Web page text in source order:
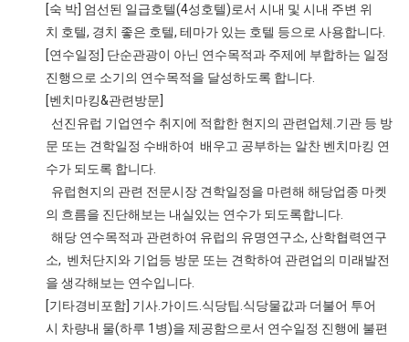
[숙 박] 엄선된 일급호텔(4성호텔)로서 시내 및 시내 주변 위
치 호텔, 경치 좋은 호텔, 테마가 있는 호텔 등으로 사용합니다.
[연수일정] 단순관광이 아닌 연수목적과 주제에 부합하는 일정
진행으로 소기의 연수목적을 달성하도록 합니다.
[벤치마킹&관련방문]
선진유럽 기업연수 취지에 적합한 현지의 관련업체.기관 등 방
문 또는 견학일정 수배하여 배우고 공부하는 알찬 벤치마킹 연
수가 되도록 합니다.
유럽현지의 관련 전문시장 견학일정을 마련해 해당업종 마켓
의 흐름을 진단해보는 내실있는 연수가 되도록합니다.
해당 연수목적과 관련하여 유럽의 유명연구소, 산학협력연구
소, 벤처단지와 기업등 방문 또는 견학하여 관련업의 미래발전
을 생각해보는 연수입니다.
[기타경비포함] 기사.가이드.식당팁.식당물값과 더불어 투어
시 차량내 물(하루 1병)을 제공함으로서 연수일정 진행에 불편